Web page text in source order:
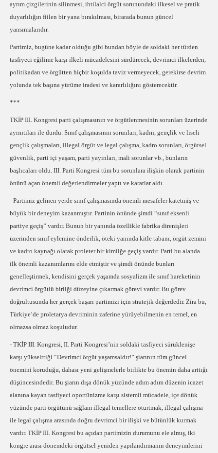
ayrım çizgilerinin silinmesi, ihtilalci örgüt sorunundaki ilkesel ve pratik
duyarlılığın fiilen bir yana bırakılması, birarada bunun güncel
yansımalarıdır.
Partimiz, bugüne kadar olduğu gibi bundan böyle de soldaki her türden
tasfiyeci eğilime karşı ilkeli mücadelesini sürdürecek, devrimci ilkelerden,
politikadan ve örgütten hiçbir koşulda taviz vermeyecek, gerekirse devrim
yolunda tek başına yürüme iradesi ve kararlılığını gösterecektir.
***
TKİP III. Kongresi parti çalışmasının ve örgütlenmesinin sorunları üzerinde
ayrıntıları ile durdu. Sınıf çalışmasının sorunları, kadın, gençlik ve liseli
gençlik çalışmaları, illegal örgüt ve legal çalışma, kadro sorunları, örgütsel
güvenlik, parti içi yaşam, parti yayınları, mali sorunlar vb., bunların
başlıcaları oldu. III. Parti Kongresi tüm bu sorunlara ilişkin olarak partinin
önünü açan önemli değerlendirmeler yaptı ve kararlar aldı.
- Partimiz gelinen yerde sınıf çalışmasında önemli mesafeler katetmiş ve
büyük bir deneyim kazanmıştır. Partinin önünde şimdi “sınıf eksenli
partiye geçiş” vardır. Bunun bir yanında özellikle fabrika direnişleri
üzerinden sınıf eylemine önderlik, öteki yanında kitle tabanı, örgüt zemini
ve kadro kaynağı olarak proleter bir kimliğe geçiş vardır. Parti bu alanda
ilk önemli kazanımlarını elde etmiştir ve şimdi önünde bunları
genelleştirmek, kendisini gerçek yaşamda sosyalizm ile sınıf hareketinin
devrimci örgütlü birliği düzeyine çıkarmak görevi vardır. Bu görev
doğrultusunda her gerçek başarı partimizi için stratejik değerdedir. Zira bu,
Türkiye’de proletarya devriminin zaferine yürüyebilmenin en temel, en
olmazsa olmaz koşuludur.
- TKİP III. Kongresi, II. Parti Kongresi’nin soldaki tasfiyeci sürüklenişe
karşı yükselttiği “Devrimci örgüt yaşamsaldır!” şiarının tüm güncel
önemini koruduğu, dahası yeni gelişmelerle birlikte bu önemin daha arttığı
düşüncesindedir. Bu şiarın dışa dönük yüzünde adım adım düzenin icazet
alanına kayan tasfiyeci oportünizme karşı sistemli mücadele, içe dönük
yüzünde parti örgütünü sağlam illegal temellere oturtmak, illegal çalışma
ile legal çalışma arasında doğru devrimci bir ilişki ve bütünlük kurmak
vardır. TKİP III. Kongresi bu açıdan partimizin durumunu ele almış, iki
kongre arası dönemdeki örgütsel yeniden yapılandırmanın deneyimlerini